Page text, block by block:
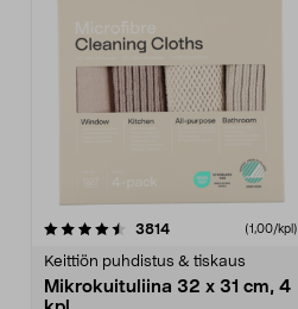
3814arvostelut (1,00/kpl)
Keittiön puhdistus & tiskaus
Mikrokuituliina 32 x 31 cm, 4
4.5viidestä